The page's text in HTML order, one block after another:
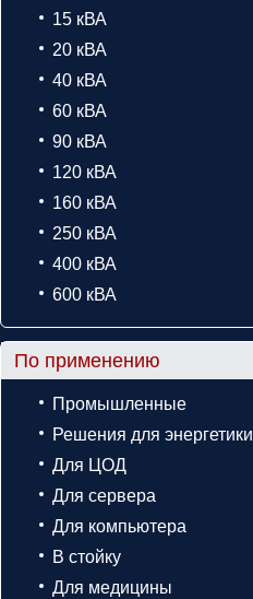
15 кВА
20 кВА
40 кВА
60 кВА
90 кВА
120 кВА
160 кВА
250 кВА
400 кВА
600 кВА
По применению
Промышленные
Решения для энергетики
Для ЦОД
Для сервера
Для компьютера
В стойку
Для медицины